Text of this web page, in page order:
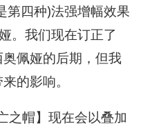
第四种)法强增幅效果
。我们现在订正了
佩娅的后期，但我
的影响。
之帽】现在会以叠加